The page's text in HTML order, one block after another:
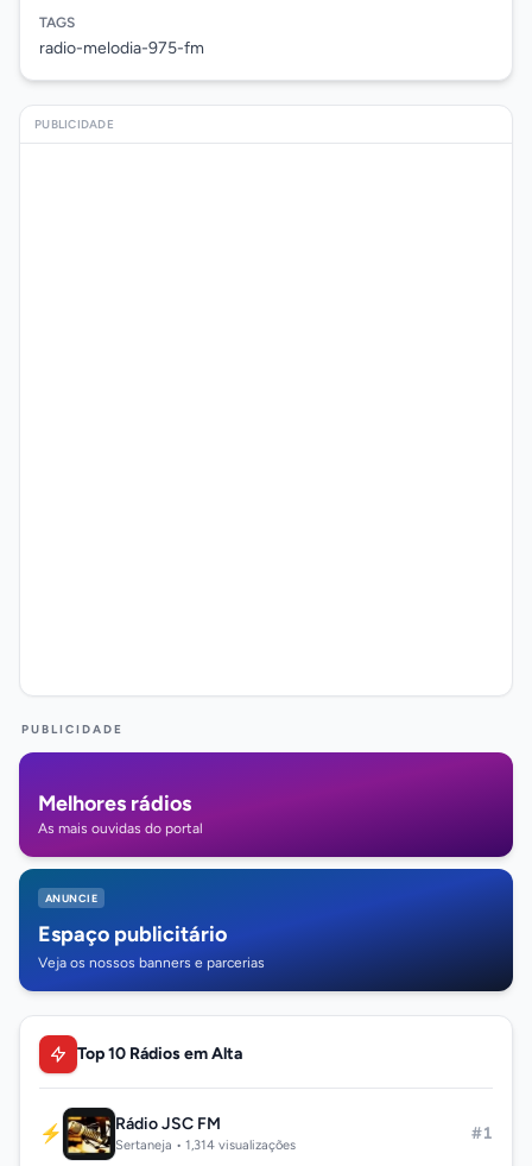
TAGS
radio-melodia-975-fm
PUBLICIDADE
PUBLICIDADE
Melhores rádios
As mais ouvidas do portal
ANUNCIE
Espaço publicitário
Veja os nossos banners e parcerias
Top 10 Rádios em Alta
⚡ Rádio JSC FM
Sertaneja • 1,314 visualizações
#1